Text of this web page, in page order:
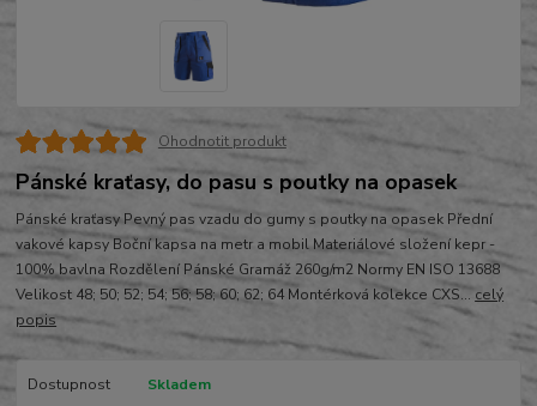
Ohodnotit produkt
Pánské kraťasy, do pasu s poutky na opasek
Pánské kraťasy Pevný pas vzadu do gumy s poutky na opasek Přední
vakové kapsy Boční kapsa na metr a mobil Materiálové složení kepr -
100% bavlna Rozdělení Pánské Gramáž 260g/m2 Normy EN ISO 13688
Velikost 48; 50; 52; 54; 56; 58; 60; 62; 64 Montérková kolekce CXS...celý
popis
Dostupnost
Skladem